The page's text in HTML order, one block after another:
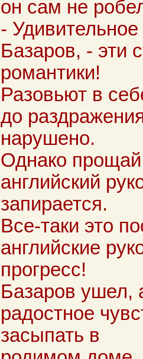
он сам не
-
Базаров, - эти
романтики!
Разовьют в
до
нарушено.
Однако
английский
запирается.
Все-таки это
английские
прогресс!
Базаров ушел,
радостное
засыпать в